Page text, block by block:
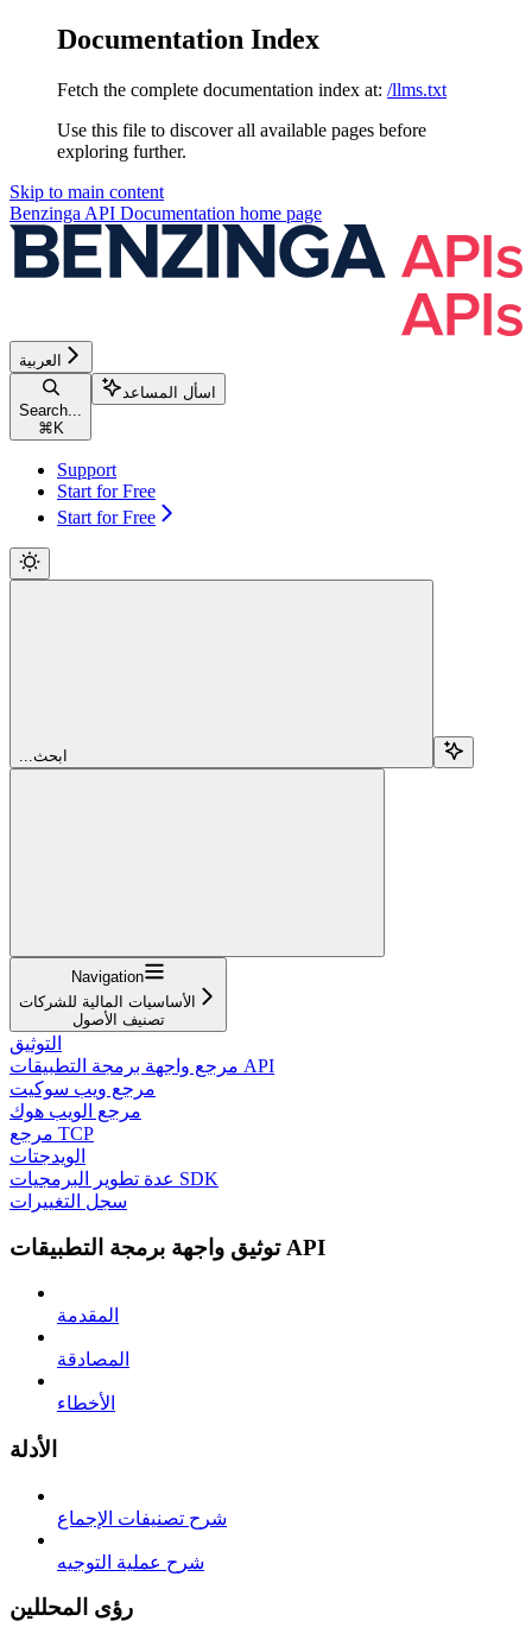
Documentation Index
Fetch the complete documentation index at: /llms.txt
Use this file to discover all available pages before
exploring further.
Skip to main content
Benzinga API Documentation home page
العربية
Search...
⌘ K
اسأل المساعد
Support
Start for Free
Start for Free
...ابحث
Navigation
الأساسيات المالية للشركات
تصنيف الأصول
التوثيق
مرجع واجهة برمجة التطبيقات API
مرجع ويب سوكيت
مرجع الويب هوك
مرجع TCP
الويدجتات
عدة تطوير البرمجيات SDK
سجل التغييرات
توثيق واجهة برمجة التطبيقات API
المقدمة
المصادقة
الأخطاء
الأدلة
شرح تصنيفات الإجماع
شرح عملية التوجيه
رؤى المحللين